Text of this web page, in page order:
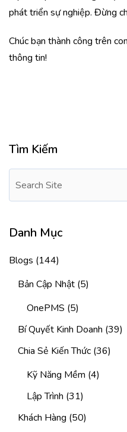
phát triển sự nghiệp. Đừng
Chúc bạn thành công trên
thông tin!
Tìm Kiếm
Danh Mục
Blogs (144)
Bản Cập Nhật (5)
OnePMS (5)
Bí Quyết Kinh Doanh (39)
Chia Sẻ Kiến Thức (36)
Kỹ Năng Mềm (4)
Lập Trình (31)
Khách Hàng (50)